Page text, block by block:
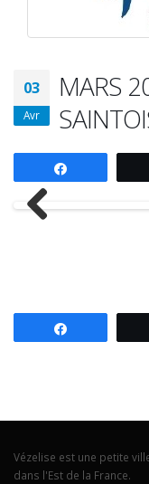
03
Avr
MARS
Vézelise est une petite
dans l'Est de la France.